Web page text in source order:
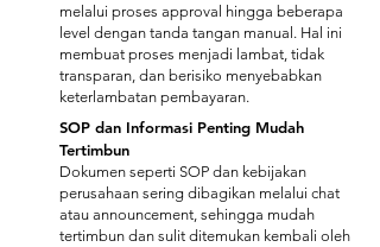
melalui proses approval hingga beberapa
level dengan tanda tangan manual. Hal ini
membuat proses menjadi lambat, tidak
transparan, dan berisiko menyebabkan
keterlambatan pembayaran.
SOP dan Informasi Penting Mudah
Tertimbun
Dokumen seperti SOP dan kebijakan
perusahaan sering dibagikan melalui chat
atau announcement, sehingga mudah
tertimbun dan sulit ditemukan kembali oleh